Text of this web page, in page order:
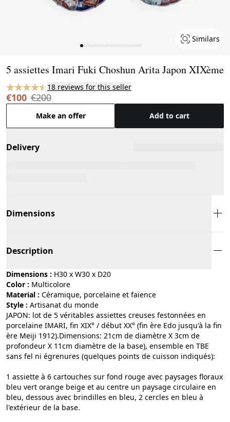
Similars
5 assiettes Imari Fuki Choshun Arita Japon XIXème
18 reviews for this seller
€100 €200
Make an offer Add to cart
Delivery
Dimensions
Description
Dimensions : H30 x W30 x D20
Color :
multicolore
Material :
céramique, porcelaine et faïence
Style :
artisanat du monde
JAPON: lot de 5 véritables assiettes creuses festonnées en
porcelaine IMARI, fin XIX° / début XX° (fin ère Edo jusqu'à la fin
ère Meiji 1912).Dimensions: 21cm de diamètre X 3cm de
profondeur X 11cm diamètre de la base), ensemble en TBE
sans fel ni égrenures (quelques points de cuisson indiqués):
1 assiette à 6 cartouches sur fond rouge avec paysages floraux
bleu vert orange beige et au centre un paysage circulaire en
bleu, dessous avec brindilles en bleu, 2 cercles en bleu à
l'extérieur de la base.